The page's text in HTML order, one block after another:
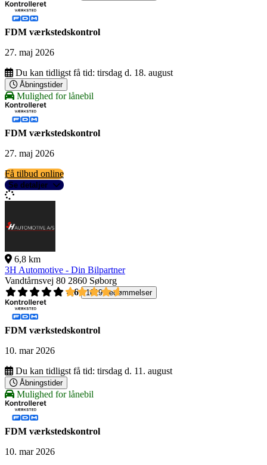
FDM værkstedskontrol
27. maj 2026
Du kan tidligst få tid: tirsdag d. 18. august
Åbningstider
Mulighed for lånebil
FDM værkstedskontrol
27. maj 2026
Få tilbud online
Se detaljer
6,8 km
3H Automotive - Din Bilpartner
Vandtårnsvej 80 2860 Søborg
4,6
1619 bedømmelser
FDM værkstedskontrol
10. mar 2026
Du kan tidligst få tid: tirsdag d. 11. august
Åbningstider
Mulighed for lånebil
FDM værkstedskontrol
10. mar 2026